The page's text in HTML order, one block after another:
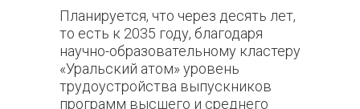
Планируется, что через десять лет,
то есть к 2035 году, благодаря
научно-образовательному кластеру
«Уральский атом» уровень
трудоустройства выпускников
программ высшего и среднего